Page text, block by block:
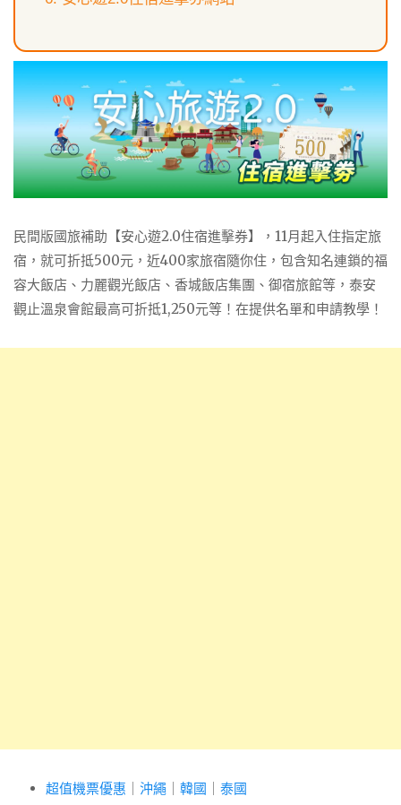
民間版國旅補助【安心遊2.0住宿進擊券】，11月起入住指定旅
宿，就可折抵500元，近400家旅宿隨你住，包含知名連鎖的福
容大飯店、力麗觀光飯店、香城飯店集團、御宿旅館等，泰安
觀止溫泉會館最高可折抵1,250元等！在提供名單和申請教學！
超值機票優惠 沖繩 韓國
泰國